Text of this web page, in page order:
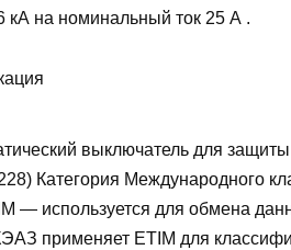
кА на номинальный ток 25 А .
выключатель для
Категория Международного
— используется для обмена
применяет ETIM для